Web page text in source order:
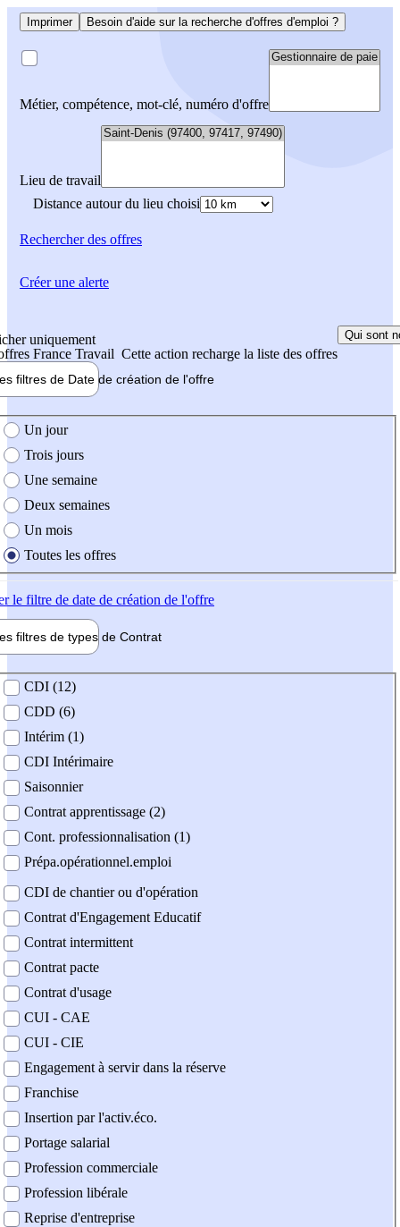
Imprimer Besoin d'aide sur la recherche d'offres d'emploi ?
Métier, compétence, mot-clé, numéro d'offre
Lieu de travail
Distance autour du lieu choisi
Rechercherdes offres
uniquement
France Travail Cette action recharge la liste des offres
Qui sont
filtres de Date de création de l'offre
création de l'offre
Un jour
Trois jours
Une semaine
Deux semaines
Un mois
Toutes les offres
le filtre de date de création de l'offre
filtres de types de Contrat
contrat
CDI (12)
CDD (6)
Intérim (1)
CDI Intérimaire
Saisonnier
Contrat apprentissage (2)
Cont. professionnalisation (1)
Prépa.opérationnel.emploi
CDI de chantier ou d'opération
Contrat d'Engagement Educatif
Contrat intermittent
Contrat pacte
Contrat d'usage
CUI - CAE
CUI - CIE
Engagement à servir dans la réserve
Franchise
Insertion par l'activ.éco.
Portage salarial
Profession commerciale
Profession libérale
Reprise d'entreprise
Créer une alerte